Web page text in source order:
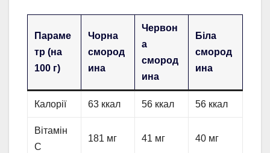
Параме
тр (на
100 г)
Чорна
смород
ина
Червон
а
смород
ина
Біла
смород
ина
Калорії 63 ккал 56 ккал 56 ккал
Вітамін
С
181 мг 41 мг 40 мг